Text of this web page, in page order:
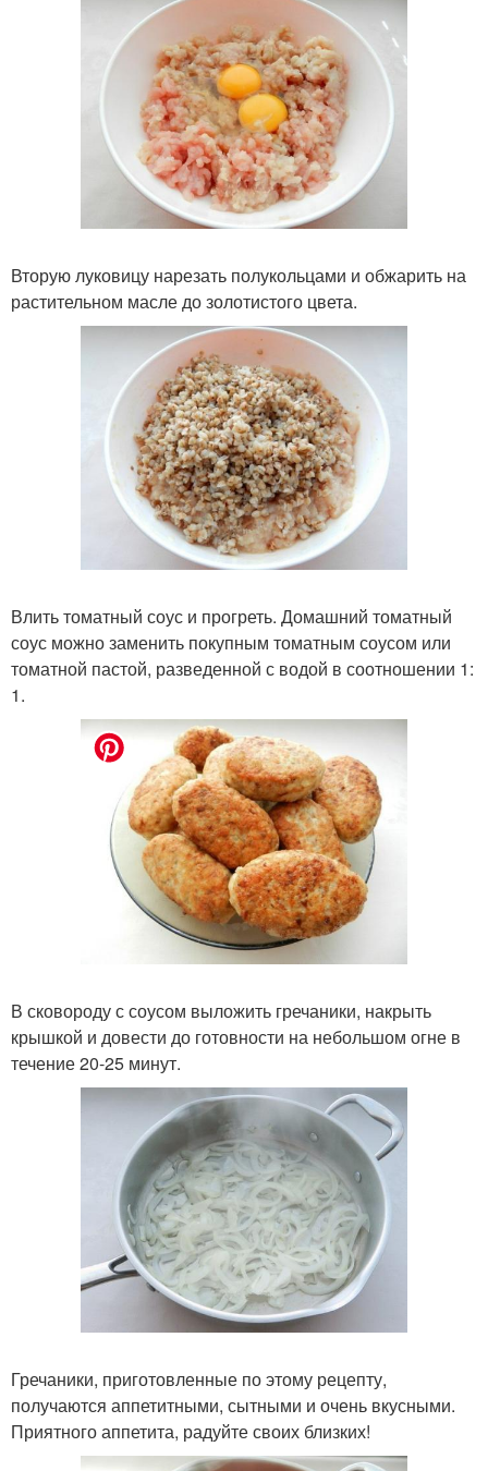
Вторую луковицу нарезать полукольцами и обжарить на
растительном масле до золотистого цвета.
Влить томатный соус и прогреть. Домашний томатный
соус можно заменить покупным томатным соусом или
томатной пастой, разведенной с водой в соотношении 1:
1.
В сковороду с соусом выложить гречаники, накрыть
крышкой и довести до готовности на небольшом огне в
течение 20-25 минут.
Гречаники, приготовленные по этому рецепту,
получаются аппетитными, сытными и очень вкусными.
Приятного аппетита, радуйте своих близких!